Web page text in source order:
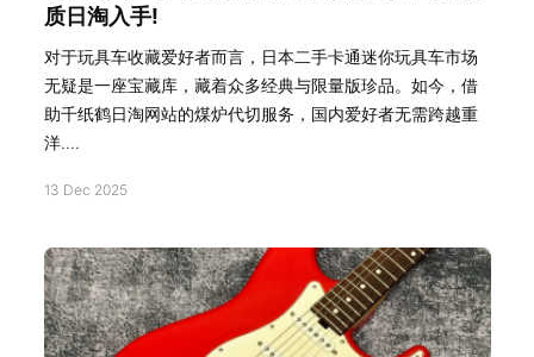
质日淘入手!
对于玩具车收藏爱好者而言，日本二手卡通迷你玩具车市场
无疑是一座宝藏库，藏着众多经典与限量版珍品。如今，借
助千纸鹤日淘网站的煤炉代切服务，国内爱好者无需跨越重
洋....
13 Dec 2025